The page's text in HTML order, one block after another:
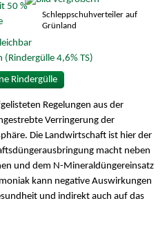
Schleppschuhverteiler auf
Grünland
50 %
4,6% TS)
Rindergülle
Regelungen aus der
Verringerung der
Die Landwirtschaft ist hier der
macht neben
und dem N-Mineraldüngereinsatz
kann negative Auswirkungen
und indirekt auch auf das